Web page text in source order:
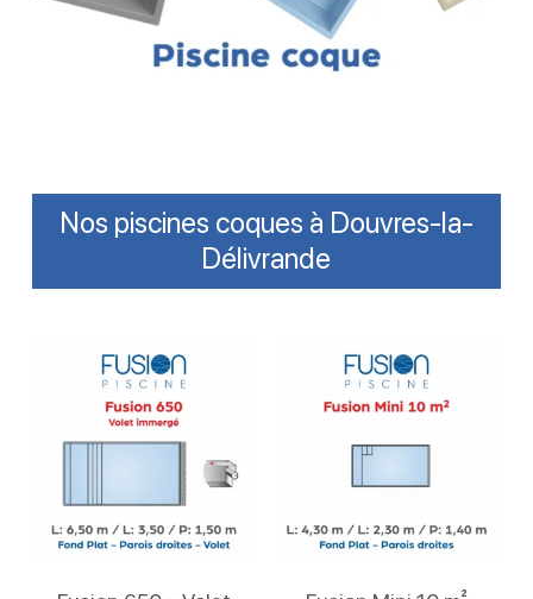
Nos piscines coques à Douvres-la-
Délivrande